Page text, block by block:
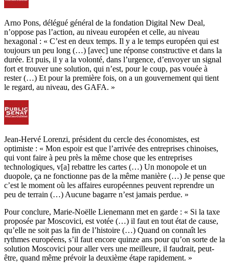
Arno Pons, délégué général de la fondation Digital New Deal,
n’oppose pas l’action, au niveau européen et celle, au niveau
hexagonal : « C’est en deux temps. Il y a le temps européen qui est
toujours un peu long (…) [avec] une réponse constructive et dans la
durée. Et puis, il y a la volonté, dans l’urgence, d’envoyer un signal
fort et trouver une solution, qui n’est, pour le coup, pas vouée à
rester (…) Et pour la première fois, on a un gouvernement qui tient
le regard, au niveau, des GAFA. »
Jean-Hervé Lorenzi, président du cercle des économistes, est
optimiste : « Mon espoir est que l’arrivée des entreprises chinoises,
qui vont faire à peu près la même chose que les entreprises
technologiques, v[a] rebattre les cartes (…) Un monopole et un
duopole, ça ne fonctionne pas de la même manière (…) Je pense que
c’est le moment où les affaires européennes peuvent reprendre un
peu de terrain (…) Aucune bagarre n’est jamais perdue. »
Pour conclure, Marie-Noëlle Lienemann met en garde : « Si la taxe
proposée par Moscovici, est votée (…) il faut en tout état de cause,
qu’elle ne soit pas la fin de l’histoire (…) Quand on connaît les
rythmes européens, s’il faut encore quinze ans pour qu’on sorte de la
solution Moscovici pour aller vers une meilleure, il faudrait, peut-
être, quand même prévoir la deuxième étape rapidement. »